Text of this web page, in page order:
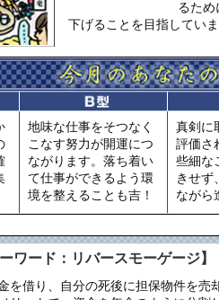
るため
下げることを目指してい
地味な仕事をそつなく
こなす努力が開運につ
ながります。落ち着い
て仕事ができるよう環
境を整えることも吉！
真剣に
評価さ
些細な
きせず
ながら
ワード：リバースモーゲージ】
を借り、自分の死後に担保物件を